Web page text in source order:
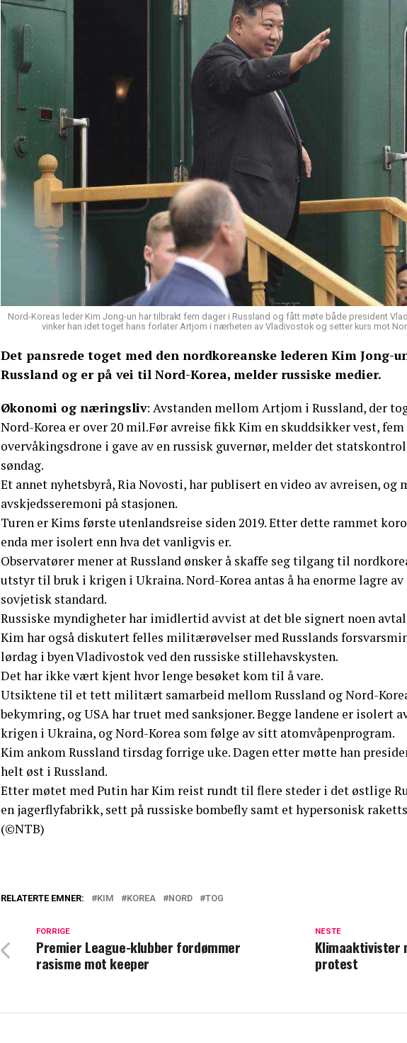
Nord-Koreas leder Kim Jong-un har tilbrakt fem dager i Russland og fått møte både president
vinker han idet toget hans forlater Artjom i nærheten av Vladivostok og setter kurs mot
Det pansrede toget med den nordkoreanske lederen Kim Jong-
Russland og er på vei til Nord-Korea, melder russiske medier.
Økonomi og næringsliv: Avstanden mellom Artjom i Russland, der
Nord-Korea er over 20 mil.Før avreise fikk Kim en skuddsikker vest,
overvåkingsdrone i gave av en russisk guvernør, melder det
søndag.
Et annet nyhetsbyrå, Ria Novosti, har publisert en video av avreisen, og
avskjedsseremoni på stasjonen.
Turen er Kims første utenlandsreise siden 2019. Etter dette rammet
enda mer isolert enn hva det vanligvis er.
Observatører mener at Russland ønsker å skaffe seg tilgang til
utstyr til bruk i krigen i Ukraina. Nord-Korea antas å ha enorme lagre
sovjetisk standard.
Russiske myndigheter har imidlertid avvist at det ble signert noen
Kim har også diskutert felles militærøvelser med Russlands
lørdag i byen Vladivostok ved den russiske stillehavskysten.
Det har ikke vært kjent hvor lenge besøket kom til å vare.
Utsiktene til et tett militært samarbeid mellom Russland og Nord-
bekymring, og USA har truet med sanksjoner. Begge landene er isolert
krigen i Ukraina, og Nord-Korea som følge av sitt atomvåpenprogram.
Kim ankom Russland tirsdag forrige uke. Dagen etter møtte han
helt øst i Russland.
Etter møtet med Putin har Kim reist rundt til flere steder i det østlige
en jagerflyfabrikk, sett på russiske bombefly samt et hypersonisk
(©NTB)
RELATERTE EMNER: KIM KOREA NORD TOG
NESTE
Klimaaktivister
protest
FORRIGE
Premier League-klubber fordømmer
rasisme mot keeper